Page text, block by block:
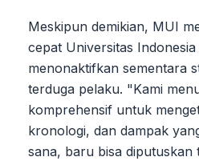
Meskipun demikian, MUI
cepat Universitas
menonaktifkan sementara
terduga pelaku. "Kami
komprehensif untuk
kronologi, dan dampak
sana, baru bisa diputuskan